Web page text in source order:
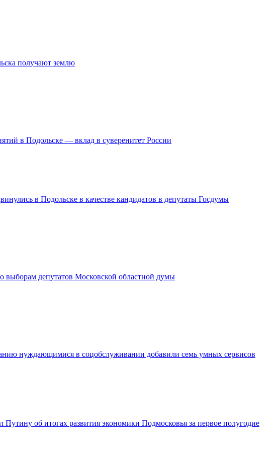
получают землю
в Подольске — вклад в суверенитет России
в Подольске в качестве кандидатов в депутаты Госдумы
выборам депутатов Московской областной думы
нуждающимися в соцобслуживании добавили семь умных сервисов
Путину об итогах развития экономики Подмосковья за первое полугодие